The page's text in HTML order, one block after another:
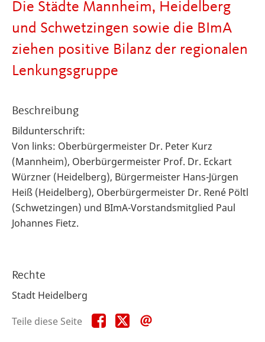
Die Städte Mannheim, Heidelberg
und Schwetzingen sowie die BImA
ziehen positive Bilanz der regionalen
Lenkungsgruppe
Beschreibung
Bildunterschrift:
Von links: Oberbürgermeister Dr. Peter Kurz
(Mannheim), Oberbürgermeister Prof. Dr. Eckart
Würzner (Heidelberg), Bürgermeister Hans-Jürgen
Heiß (Heidelberg), Oberbürgermeister Dr. René Pöltl
(Schwetzingen) und BImA-Vorstandsmitglied Paul
Johannes Fietz.
Rechte
Stadt Heidelberg
Teile diese Seite
Teile
diese
Teile
diese